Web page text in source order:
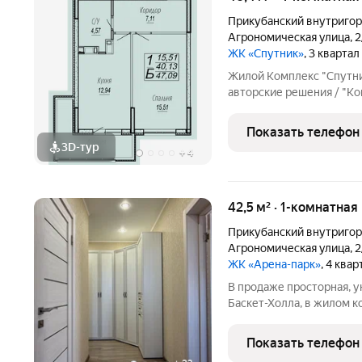
3D-тур + 4
Прикубанский
Агрономическая улица,
ЖК «Спутник», 3
Жилой Комплекс
авторские решения /
французское
облегчает
Показать телефон
42,5 м² · 1-
Прикубанский
Агрономическая улица,
ЖК «Арена-парк», 4
В продаже просторная,
Баскет-Холла, в жилом
нестандартная: окна
делает квартиру более
Показать телефон